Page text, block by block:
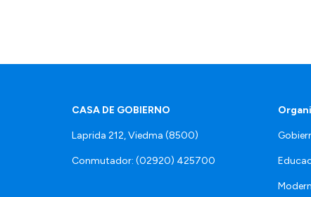
CASA DE GOBIERNO
Laprida 212, Viedma (8500)
Conmutador: (02920) 425700